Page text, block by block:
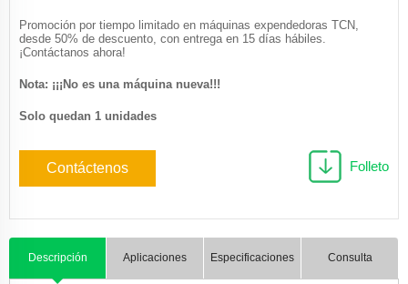
Promoción por tiempo limitado en máquinas expendedoras TCN,
desde 50% de descuento, con entrega en 15 días hábiles.
¡Contáctanos ahora!
Nota: ¡¡¡No es una máquina nueva!!!
Solo quedan 1 unidades
Contáctenos Folleto
Descripción Aplicaciones Especificaciones Consulta